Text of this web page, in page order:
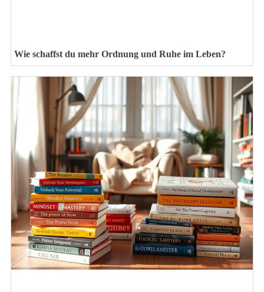
Wie schaffst du mehr Ordnung und Ruhe im Leben?